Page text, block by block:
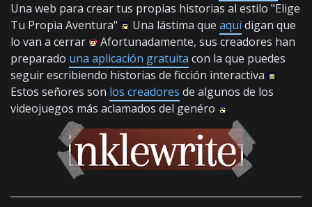
Una web para crear tus propias historias al estilo "Elige
Tu Propia Aventura"
Una lástima que aquídigan que
lo van a cerrar
Afortunadamente, sus creadores han
preparado una aplicación gratuita con la que puedes
seguir escribiendo historias de ficción interactiva
Estos señores son los creadores de algunos de los
videojuegos más aclamados del genéro